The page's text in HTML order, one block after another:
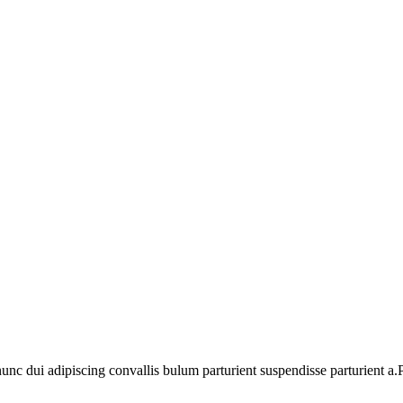
dui adipiscing convallis bulum parturient suspendisse parturient